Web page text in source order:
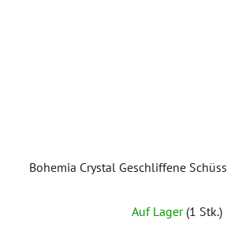
Bohemia Crystal Geschliffene
Auf Lager (1 Stk.)